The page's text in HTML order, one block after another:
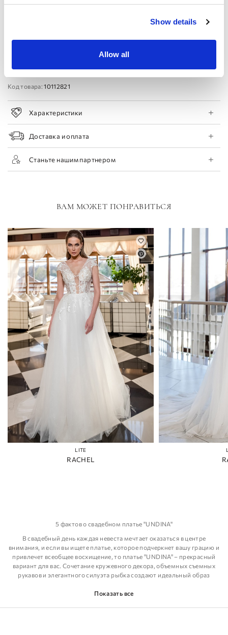
Show details
Allow all
Найти магазин
Код товара: 10112821
Характеристики
Доставка и оплата
Станьте нашим партнером
ВАМ МОЖЕТ ПОНРАВИТЬСЯ
LITE
RACHEL
5 фактов о свадебном платье "UNDINA"
В свадебный день каждая невеста мечтает оказаться в центре
внимания, и если вы ищете платье, которое подчеркнет вашу грацию и
привлечет всеобщее восхищение, то платье "UNDINA" – прекрасный
вариант для вас. Сочетание кружевного декора, объемных съемных
рукавов и элегантного силуэта рыбка создают идеальный образ
1. Кружевное изящество. Платье "UNDINA" изготовлено из
прекрасного кружевного материала, который придает ему
Показать все